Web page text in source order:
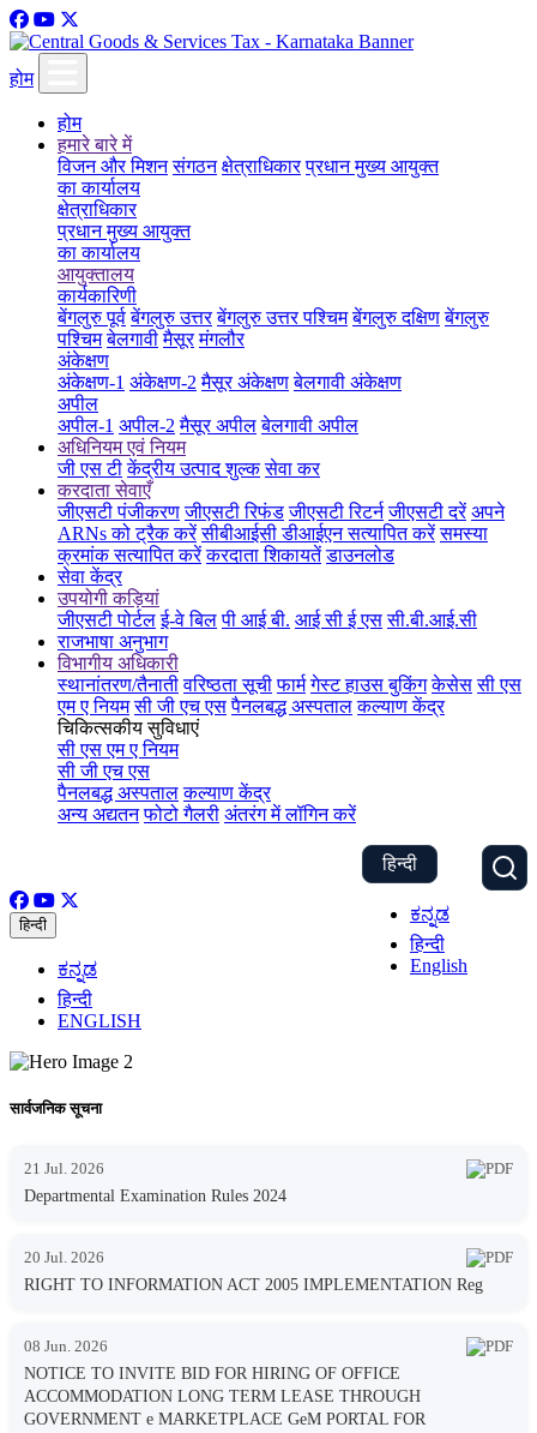
होम
होम
हमारे बारे में
विजन और मिशन संगठन क्षेत्राधिकार प्रधान मुख्य आयुक्त
का कार्यालय
क्षेत्राधिकार
प्रधान मुख्य आयुक्त
का कार्यालय
आयुक्तालय
कार्यकारिणी
बेंगलुरु पूर्व बेंगलुरु उत्तर बेंगलुरु उत्तर पश्चिम बेंगलुरु दक्षिण बेंगलुरु
पश्चिम बेलगावी मैसूर मंगलौर
अंकेक्षण
अंकेक्षण-1 अंकेक्षण-2 मैसूर अंकेक्षण बेलगावी अंकेक्षण
अपील
अपील-1 अपील-2 मैसूर अपील बेलगावी अपील
अधिनियम एवं नियम
जी एस टी केंद्रीय उत्पाद शुल्क सेवा कर
करदाता सेवाएँ
जीएसटी पंजीकरण जीएसटी रिफंड जीएसटी रिटर्न जीएसटी दरें अपने
ARNs को ट्रैक करें सीबीआईसी डीआईएन सत्यापित करें समस्या
क्रमांक सत्यापित करें करदाता शिकायतें डाउनलोड
सेवा केंद्र
उपयोगी कड़ियां
जीएसटी पोर्टल ई-वे बिल पी आई बी. आई सी ई एस सी.बी.आई.सी
राजभाषा अनुभाग
विभागीय अधिकारी
स्थानांतरण/तैनाती वरिष्ठता सूची फार्म गेस्ट हाउस बुकिंग केसेस सी एस
एम ए नियम सी जी एच एस पैनलबद्ध अस्पताल कल्याण केंद्र
चिकित्सकीय सुविधाएं
सी एस एम ए नियम
सी जी एच एस
पैनलबद्ध अस्पताल कल्याण केंद्र
अन्य अद्यतन फोटो गैलरी अंतरंग में लॉगिन करें
हिन्दी
ಕನ್ನಡ
हिन्दी
English
हिन्दी
ಕನ್ನಡ
हिन्दी
ENGLISH
सार्वजनिक सूचना
21 Jul. 2026
Departmental Examination Rules 2024
20 Jul. 2026
RIGHT TO INFORMATION ACT 2005 IMPLEMENTATION Reg
08 Jun. 2026
NOTICE TO INVITE BID FOR HIRING OF OFFICE
ACCOMMODATION LONG TERM LEASE THROUGH
GOVERNMENT e MARKETPLACE GeM PORTAL FOR